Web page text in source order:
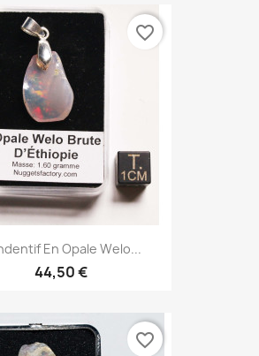
En Opale Welo...
44,50 €
favorite_border
favorite_border